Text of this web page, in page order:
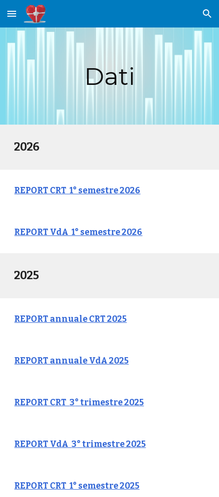
Skip to main content Skip to navigation
Dati
2026
REPORT CRT 1° semestre 2026
REPORT VdA 1° semestre 2026
2025
REPORT annuale CRT 2025
REPORT annuale VdA 2025
REPORT CRT3°trimestre 2025
REPORT VdA3°trimestre 2025
REPORT CRT 1° semestre 2025